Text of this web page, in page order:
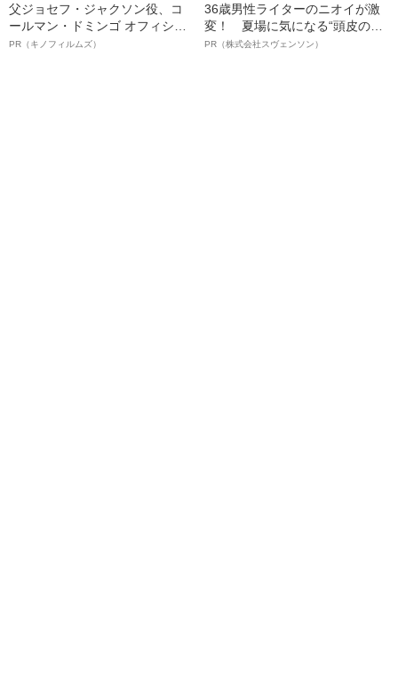
父ジョセフ・ジャクソン役、コ
ールマン・ドミンゴ オフィシャ
ルインタビュー“観客を魅了した
PR（キノフィルムズ）
36歳男性ライターのニオイが激
変！ 夏場に気になる“頭皮のニ
オイ”や“ベタつき”を解消す
PR（株式会社スヴェンソン）